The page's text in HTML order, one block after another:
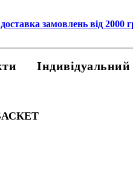
замовлень від 2000
Індивідуальний